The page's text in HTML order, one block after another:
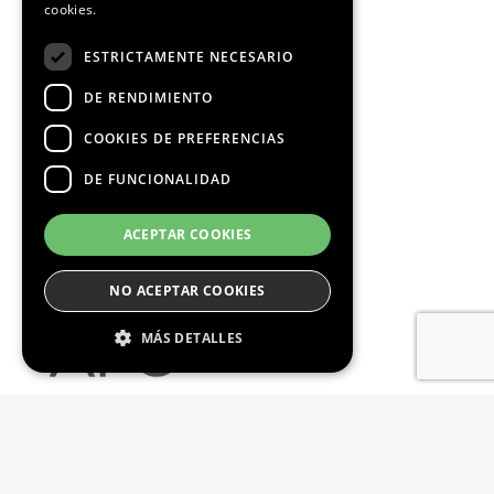
cookies.
ESTRICTAMENTE NECESARIO
DE RENDIMIENTO
COOKIES DE PREFERENCIAS
DE FUNCIONALIDAD
ACEPTAR COOKIES
NO ACEPTAR COOKIES
MÁS DETALLES